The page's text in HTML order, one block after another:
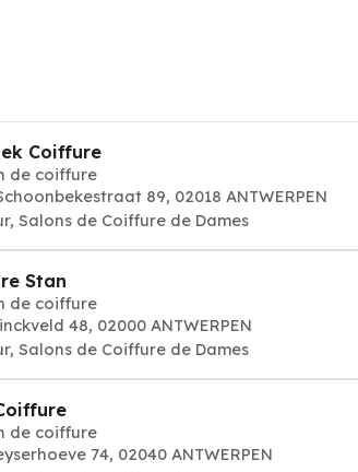
Coiffure
de coiffure
89, 02018 ANTWERPEN
Salons de Coiffure de Dames
Stan
de coiffure
48, 02000 ANTWERPEN
Salons de Coiffure de Dames
de coiffure
74, 02040 ANTWERPEN